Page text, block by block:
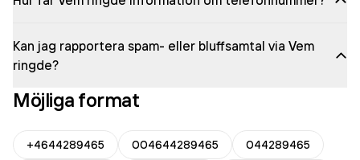
Kan jag rapportera spam- eller bluffsamtal via Vem
ringde?
Möjliga format
+4644289465 004644289465
044289465